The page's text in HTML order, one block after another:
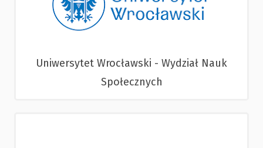
Uniwersytet Wrocławski - Wydział Nauk
Społecznych